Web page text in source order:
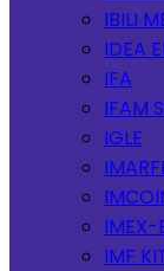
IBILI
IDEA
IFA
IFAM
IGLE
IMEX-
IMF